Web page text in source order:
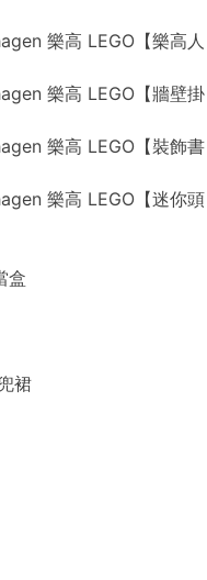
樂高 LEGO【樂高人
樂高 LEGO【牆壁掛
樂高 LEGO【裝飾書
樂高 LEGO【迷你頭
盒
裙